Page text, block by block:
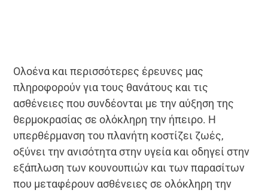
Ολοένα και περισσότερες έρευνες μας
πληροφορούν για τους θανάτους και τις
ασθένειες που συνδέονται με την αύξηση της
θερμοκρασίας σε ολόκληρη την ήπειρο. Η
υπερθέρμανση του πλανήτη κοστίζει ζωές,
οξύνει την ανισότητα στην υγεία και οδηγεί στην
εξάπλωση των κουνουπιών και των παρασίτων
που μεταφέρουν ασθένειες σε ολόκληρη την